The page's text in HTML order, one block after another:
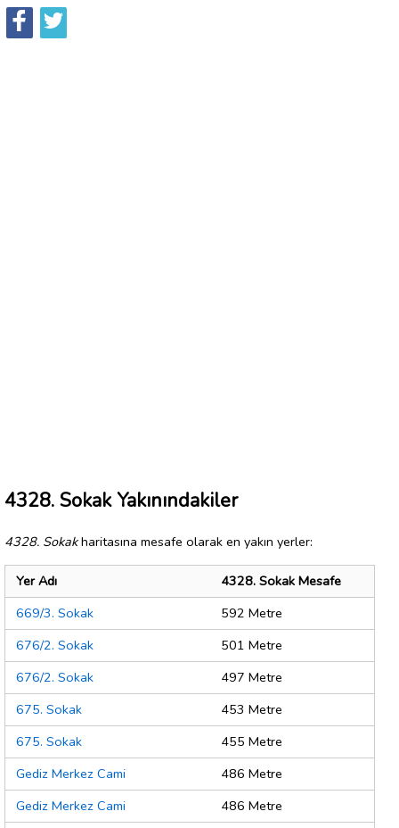
4328. Sokak Yakınındakiler
4328. Sokakharitasına mesafe olarak en yakın yerler:
Yer Adı
4328. Sokak Mesafe
669/3. Sokak
592 Metre
676/2. Sokak
501 Metre
676/2. Sokak
497 Metre
675. Sokak
453 Metre
675. Sokak
455 Metre
Gediz Merkez Cami
486 Metre
Gediz Merkez Cami
486 Metre